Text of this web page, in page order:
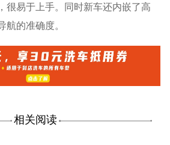
很易于上手。同时新车还内嵌了高
航的准确度。
相关阅读